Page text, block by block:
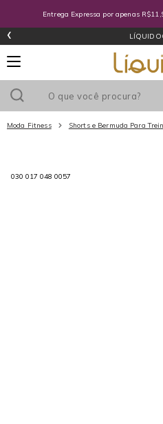
Entrega Expressa por apenas
‹
Moda Fitness Shorts e Bermuda Para
030 017 048 0057